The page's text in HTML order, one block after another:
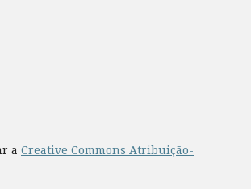
a Creative Commons Atribuição-